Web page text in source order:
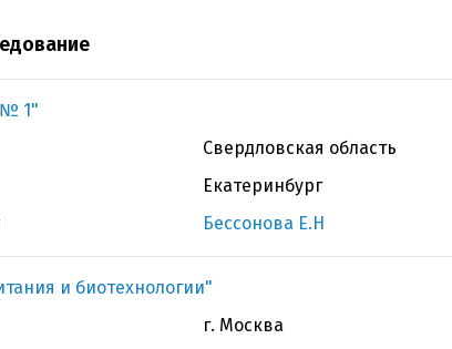
1"
Свердловская область
Екатеринбург
Бессонова Е.Н
и биотехнологии"
г. Москва